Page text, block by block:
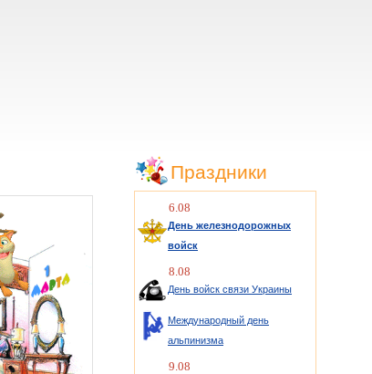
Праздники
6.08
День железнодорожных
войск
8.08
День войск связи Украины
Международный день
альпинизма
9.08